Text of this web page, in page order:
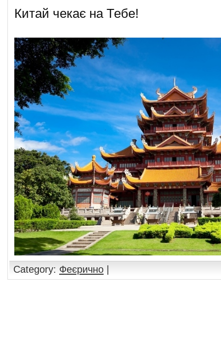
Китай чекає на Тебе!
Category: Феєрично